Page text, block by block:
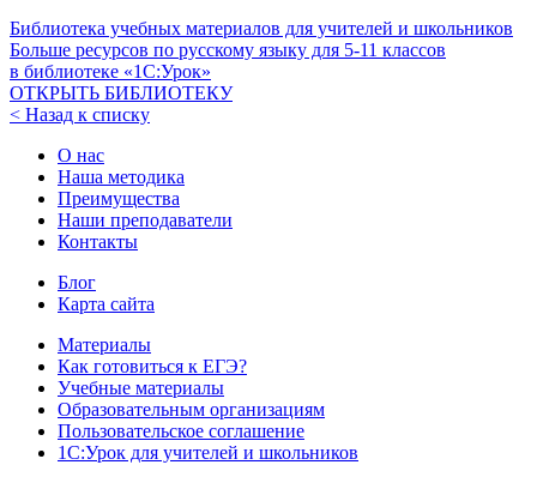
Библиотека учебных материалов для учителей и школьников
Больше ресурсов по русскому языку для 5-11 классов
в библиотеке «1С:Урок»
ОТКРЫТЬ БИБЛИОТЕКУ
< Назад к списку
О нас
Наша методика
Преимущества
Наши преподаватели
Контакты
Блог
Карта сайта
Материалы
Как готовиться к ЕГЭ?
Учебные материалы
Образовательным организациям
Пользовательское соглашение
1С:Урок для учителей и школьников